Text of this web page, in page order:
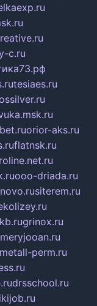
c.ru
tesiaes.ru
orior-aks.ru
flatnsk.ru
ooo-driada.ru
siterem.ru
grinox.ru
metall-perm.ru
drsschool.ru